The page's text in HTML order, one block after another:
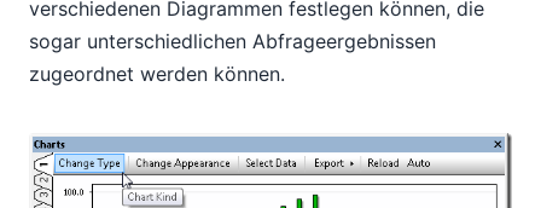
verschiedenen Diagrammen festlegen können, die
sogar unterschiedlichen Abfrageergebnissen
zugeordnet werden können.